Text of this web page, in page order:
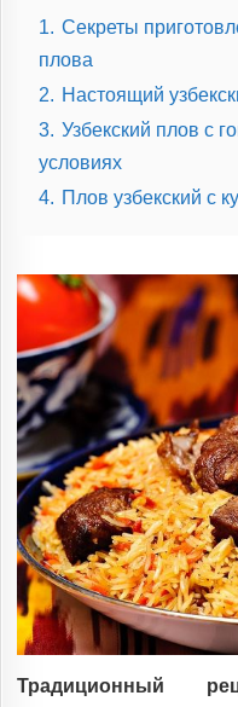
1. Секреты
плова
2. Настоящий
3. Узбекский плов с
условиях
4. Плов узбекский с
Традиционный